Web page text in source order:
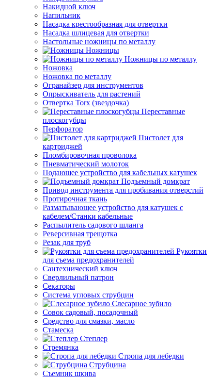
Накидной ключ
Напильник
Насадка крестообразная для отвертки
Насадка шлицевая для отвертки
Настольные ножницы по металлу
Ножницы
Ножницы по металлу
Ножовка
Ножовка по металлу
Огранайзер для инструментов
Опрыскиватель для растений
Отвертка Torx (звездочка)
Переставные
плоскогубцы
Перфоратор
Пистолет для
картриджей
Пломбировочная проволока
Пневматический молоток
Подающее устройство для кабельных катушек
Подъемный домкрат
Привод инструмента для пробивания отверстий
Протирочная ткань
Разматывающее устройство для катушек с
кабелем/Станки кабельные
Распылитель садового шланга
Реверсивная трещотка
Резак для труб
Рукоятки
для съема предохранителей
Сантехнический ключ
Сверлильный патрон
Секаторы
Система угловых струбцин
Слесарное зубило
Совок садовый, посадочный
Средство для смазки, масло
Стамеска
Степлер
Стремянка
Стропа для лебедки
Струбцина
Съемник шкива